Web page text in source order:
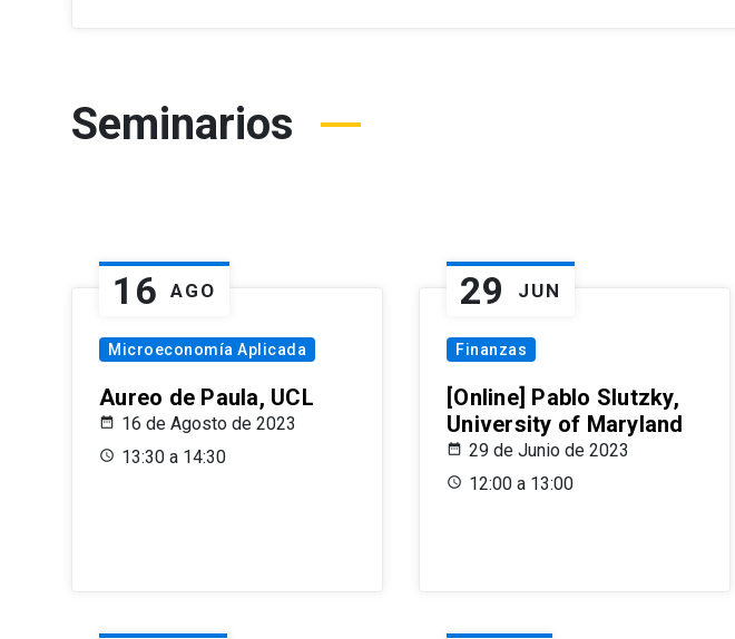
Seminarios
16 AGO
Microeconomía Aplicada
Aureo de Paula, UCL
16 de Agosto de 2023
13:30 a 14:30
29 JUN
Finanzas
[Online] Pablo Slutzky,
University of Maryland
29 de Junio de 2023
12:00 a 13:00